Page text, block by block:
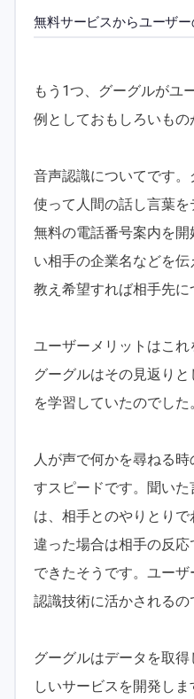
無料サービスからユーザ
もう1つ、グーグルがユ
例としておもしろいもの
音声認識についてです
使って人間の話し言葉を
無料の電話番号案内を
い相手の企業名などを
教え希望すれば相手先に
ユーザーメリットはこれ
グーグルはその見返り
を学習していたのでした
人が声で何かを尋ねる
すスピードです。聞い
は、相手とのやりとり
違った場合は相手の反
できたそうです。ユー
認識技術に活かされるの
グーグルはデータを取
しいサービスを開発し